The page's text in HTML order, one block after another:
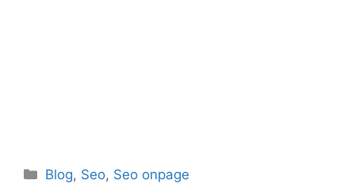
Categories
Blog, Seo, Seo onpage